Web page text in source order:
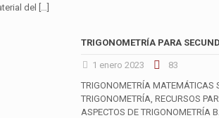
del
[…]
TRIGONOMETRÍA PARA
1 enero 2023
83
TRIGONOMETRÍA MATEMÁTICAS
TRIGONOMETRÍA, RECURSOS
ASPECTOS DE TRIGONOMETRÍA